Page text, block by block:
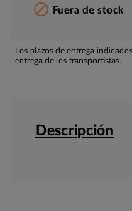
 Fuera de stock
Los plazos de entrega
entrega de los transportistas.
Descripción